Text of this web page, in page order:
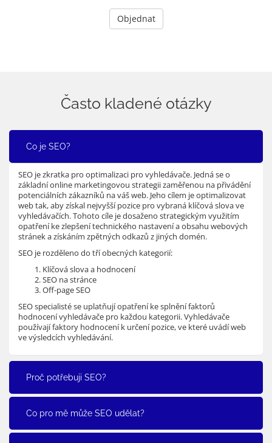
Objednat
Často kladené otázky
Co je SEO?
SEO je zkratka pro optimalizaci pro vyhledávače. Jedná se o
základní online marketingovou strategii zaměřenou na přivádění
potenciálních zákazníků na váš web. Jeho cílem je optimalizovat
web tak, aby získal nejvyšší pozice pro vybraná klíčová slova ve
vyhledávačích. Tohoto cíle je dosaženo strategickým využitím
opatření ke zlepšení technického nastavení a obsahu webových
stránek a získáním zpětných odkazů z jiných domén.
SEO je rozděleno do tří obecných kategorií:
Klíčová slova a hodnocení
SEO na stránce
Off-page SEO
SEO specialisté se uplatňují opatření ke splnění faktorů
hodnocení vyhledávače pro každou kategorii. Vyhledávače
používají faktory hodnocení k určení pozice, ve které uvádí web
ve výsledcích vyhledávání.
Proč potřebuji SEO?
Co pro mě může SEO udělat?